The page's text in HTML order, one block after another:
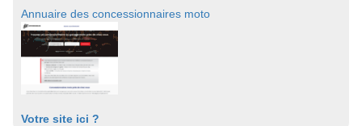
Annuaire des concessionnaires moto
Votre site ici ?